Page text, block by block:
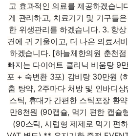
고 효과적인 의료를 제공하겠습니
게 관리하고, 치료기기 및 기구들
한 위생관리를 하겠습니다. 3. 항
견에 귀 기울이고, 더 나은 의료서
하겠습니다. [하늘체한의원 춘천
빠지는 다이어트 클리닉 비움탕 9
포 + 숙변환 3포) 감비탕 30만원 (
춤 탕약, 2주마다 처방 및 인바디
스틱, 휴대가 간편한 스틱포장 환
만8천원 (90캡슐, 먹기 편한 캡슐
(90스틱, 시럽형 제제로 먹기 편